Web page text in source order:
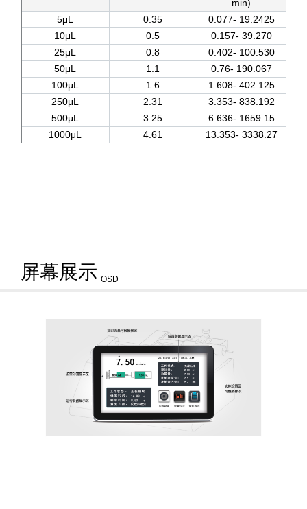
min)
5μL
0.35
0.077- 19.2425
10μL
0.5
0.157- 39.270
25μL
0.8
0.402- 100.530
50μL
1.1
0.76- 190.067
100μL
1.6
1.608- 402.125
250μL
2.31
3.353- 838.192
500μL
3.25
6.636- 1659.15
1000μL
4.61 13.353- 3338.27
屏幕展示 OSD